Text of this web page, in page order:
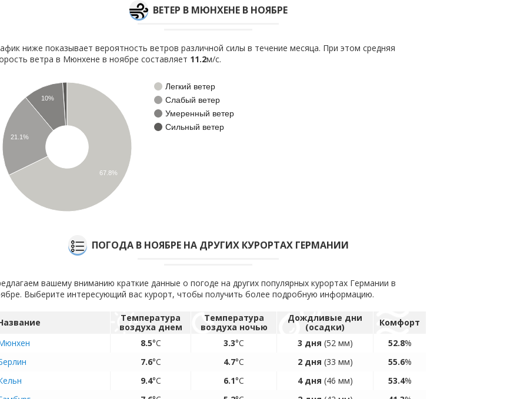
ВЕТЕР В МЮНХЕНЕ В НОЯБРЕ
ниже показывает вероятность ветров различной силы в течение месяца. При этом средняя
ветра в Мюнхене в ноябре составляет 11.2м/с.
Легкий ветер
Слабый ветер
Умеренный ветер
Сильный ветер
10%
21.1%
67.8%
ПОГОДА В НОЯБРЕ НА ДРУГИХ КУРОРТАХ ГЕРМАНИИ
вашему вниманию краткие данные о погоде на других популярных курортах Германии в
Выберите интересующий вас курорт, чтобы получить более подробную информацию.
Температура
воздуха днем
Температура
воздуха ночью
Дождливые дни
(осадки)
Комфорт
8.5°C 3.3°C 3 дня (52 мм) 52.8%
7.6°C 4.7°C 2 дня (33 мм) 55.6%
9.4°C 6.1°C 4 дня (46 мм) 53.4%